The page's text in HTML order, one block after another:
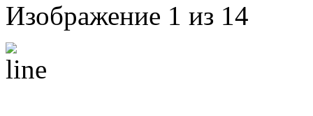
Изображение 1 из 14